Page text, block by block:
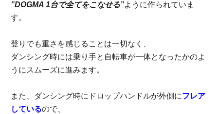
”DOGMA 1台で全てをこなせる”ように作られていま
す。
登りでも重さを感じることは一切なく、
ダンシング時には乗り手と自転車が一体となったかのよ
うにスムーズに進みます。
また、ダンシング時にドロップハンドルが外側にフレア
しているので、